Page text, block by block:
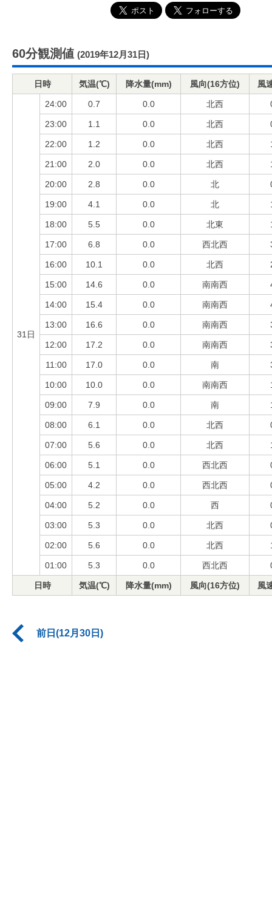
60分観測値 (2019年12月31日)
日時 気温(℃) 降水量(mm) 風向(16方位) 風
31日
24:00 0.7 0.0 北西
23:00 1.1 0.0 北西
22:00 1.2 0.0 北西
21:00 2.0 0.0 北西
20:00 2.8 0.0 北
19:00 4.1 0.0 北
18:00 5.5 0.0 北東
17:00 6.8 0.0 西北西
16:00 10.1 0.0 北西
15:00 14.6 0.0 南南西
14:00 15.4 0.0 南南西
13:00 16.6 0.0 南南西
12:00 17.2 0.0 南南西
11:00 17.0 0.0 南
10:00 10.0 0.0 南南西
09:00 7.9 0.0 南
08:00 6.1 0.0 北西
07:00 5.6 0.0 北西
06:00 5.1 0.0 西北西
05:00 4.2 0.0 西北西
04:00 5.2 0.0 西
03:00 5.3 0.0 北西
02:00 5.6 0.0 北西
01:00 5.3 0.0 西北西
日時 気温(℃) 降水量(mm) 風向(16方位) 風
前日(12月30日)